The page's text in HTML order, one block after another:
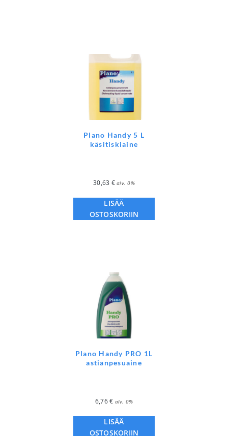
Plano Handy 5 L
käsitiskiaine
30,63 € alv. 0%
LISÄÄ
OSTOSKORIIN
Plano Handy PRO 1L
astianpesuaine
6,76€ alv. 0%
LISÄÄ
OSTOSKORIIN